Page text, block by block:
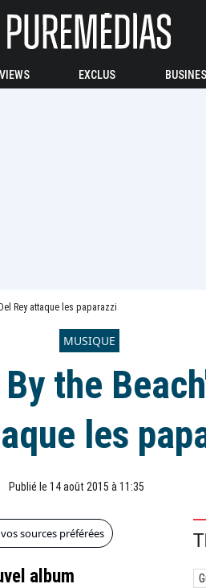
EXCLUS
Rey attaque les paparazzi
MUSIQUE
the
les
Publié le 14 août 2015 à 11:35
sources préférées
album